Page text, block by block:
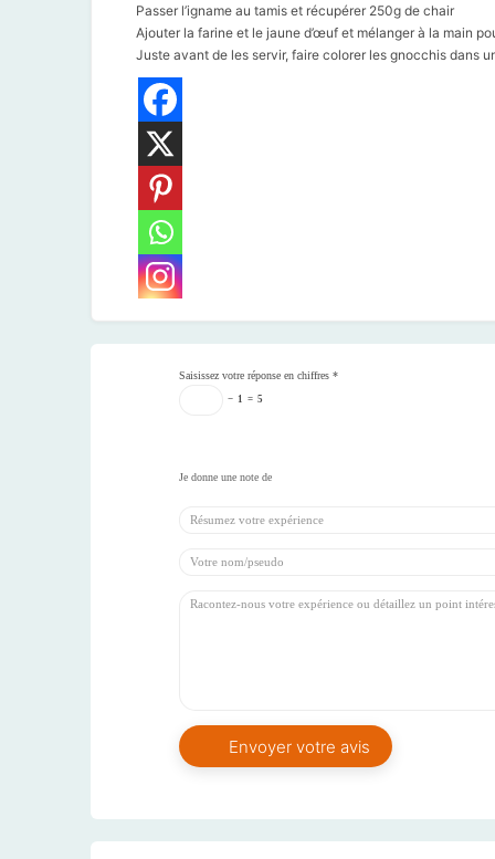
Passer l’igname au tamis et récupérer 250g de chair
Ajouter la farine et le jaune d’œuf et mélanger à la main
Juste avant de les servir, faire colorer les gnocchis dans
Saisissez votre réponse en chiffres *
− 1 = 5